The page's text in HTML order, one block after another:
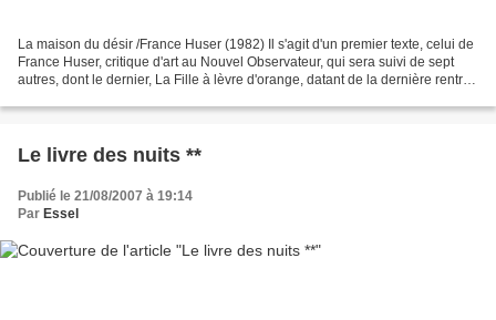
La maison du désir /France Huser (1982) Il s'agit d'un premier texte, celui de
France Huser, critique d'art au Nouvel Observateur, qui sera suivi de sept
autres, dont le dernier, La Fille à lèvre d'orange, datant de la dernière rentrée
Le livre des nuits **
Publié le 21/08/2007 à 19:14
Par Essel